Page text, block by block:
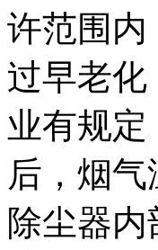
许范围内
过早老
业有规
后，烟
除尘器